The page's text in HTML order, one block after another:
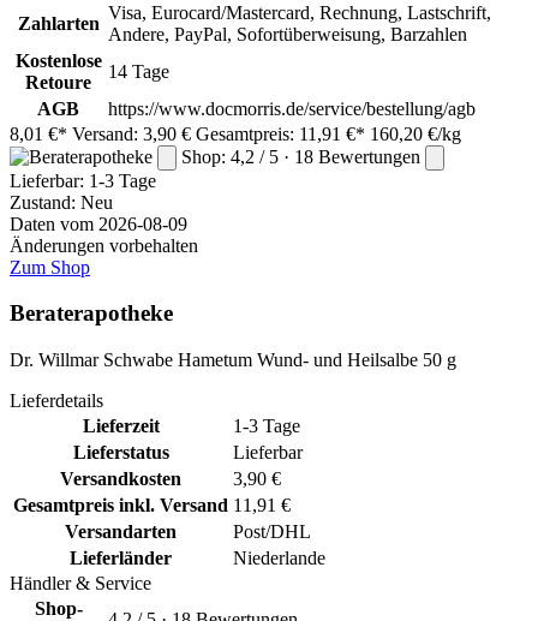
Zahlarten
Visa, Eurocard/Mastercard, Rechnung, Lastschrift,
Andere, PayPal, Sofortüberweisung, Barzahlen
Kostenlose
Retoure
14 Tage
AGB
https://www.docmorris.de/service/bestellung/agb
8,01 €* Versand: 3,90 € Gesamtpreis: 11,91 €* 160,20 €/kg
Shop: 4,2 / 5 · 18 Bewertungen
Lieferbar: 1-3 Tage
Zustand: Neu
Daten vom 2026-08-09
Änderungen vorbehalten
Zum Shop
Beraterapotheke
Dr. Willmar Schwabe Hametum Wund- und Heilsalbe 50 g
Lieferdetails
Lieferzeit
1-3 Tage
Lieferstatus
Lieferbar
Versandkosten
3,90 €
Gesamtpreis inkl. Versand 11,91 €
Versandarten
Post/DHL
Lieferländer
Niederlande
Händler & Service
Shop-